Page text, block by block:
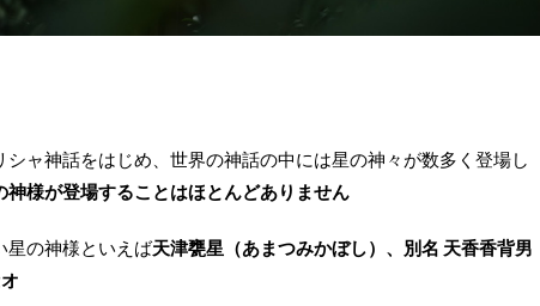
ャ神話をはじめ、世界の神話の中には星の神々が数多く登場し
神様が登場することはほとんどありません
星の神様といえば天津甕星（あまつみかぼし）、別名 天香香背男